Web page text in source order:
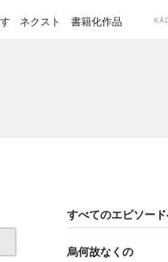
ネクスト 書籍化作品
すべてのエピソー
烏何故なくの